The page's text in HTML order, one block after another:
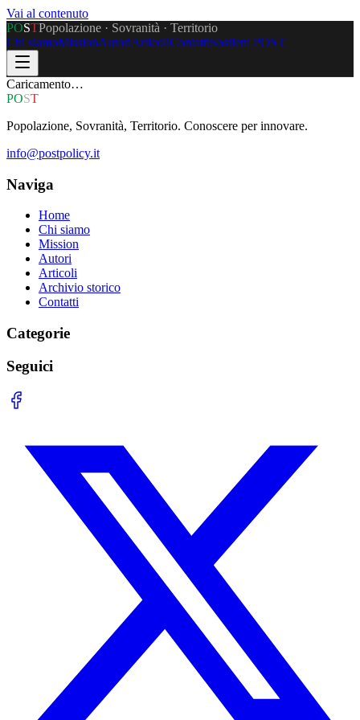
Vai al contenuto
POSTPopolazione · Sovranità · Territorio
Chi siamoMissionAutoriArticoliContattiSostieni POST
Caricamento…
POST
Popolazione, Sovranità, Territorio. Conoscere per innovare.
info@postpolicy.it
Naviga
Home
Chi siamo
Mission
Autori
Articoli
Archivio storico
Contatti
Categorie
Seguici